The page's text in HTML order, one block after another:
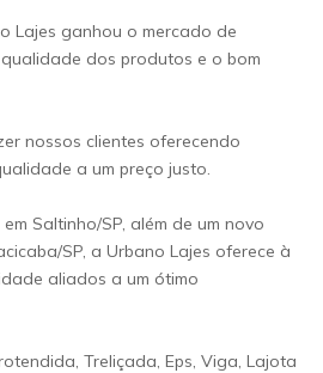
Lajes ganhou o mercado de
dos produtos e o bom
nossos clientes oferecendo
a um preço justo.
Saltinho/SP, além de um novo
SP, a Urbano Lajes oferece à
aliados a um ótimo
Treliçada, Eps, Viga, Lajota